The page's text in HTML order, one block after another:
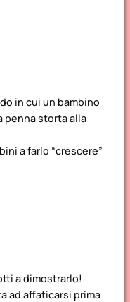
in cui un bambino
penna storta alla
a farlo “crescere”
a dimostrarlo!
ad affaticarsi prima